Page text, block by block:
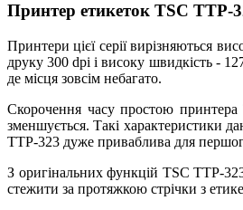
Принтер етикеток TSC TTP-
Принтери цієї серії вирізняються
друку 300 dpi і високу швидкість -
де місця зовсім небагато.
Скорочення часу простою принтера
зменшується. Такі характеристики
TTP-323 дуже приваблива для
З оригінальних функцій TSC TTP-
стежити за протяжкою стрічки з